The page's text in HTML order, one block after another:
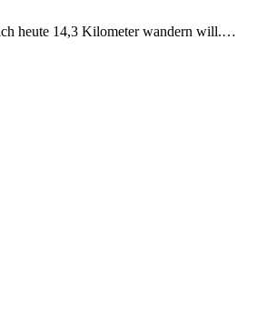
ich heute 14,3 Kilometer wandern will.…